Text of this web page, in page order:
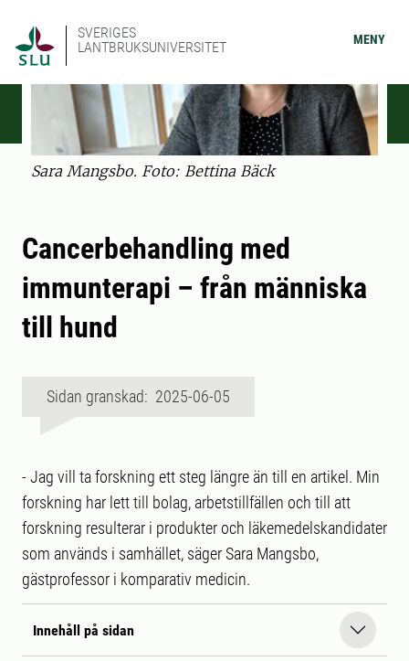
SVERIGES
LANTBRUKSUNIVERSITET
MENY
Sara Mangsbo. Foto: Bettina Bäck
Cancerbehandling med
immunterapi – från människa
till hund
Sidan granskad: 2025-06-05
- Jag vill ta forskning ett steg längre än till en artikel. Min
forskning har lett till bolag, arbetstillfällen och till att
forskning resulterar i produkter och läkemedelskandidater
som används i samhället, säger Sara Mangsbo,
gästprofessor i komparativ medicin.
Innehåll på sidan